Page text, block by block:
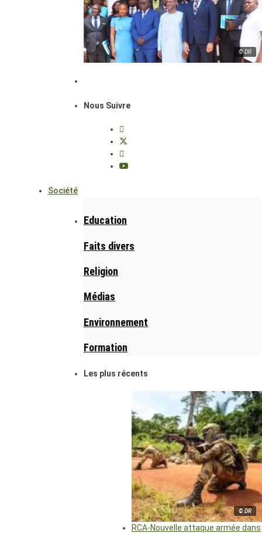
© DR
Nous Suivre
Société
Education
Faits divers
Religion
Médias
Environnement
Formation
Les plus récents
© DR
RCA-Nouvelle attaque armée dans